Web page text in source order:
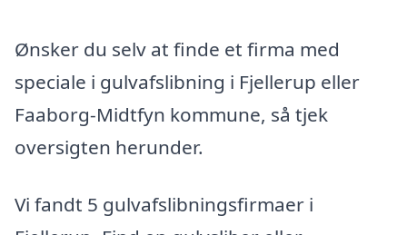
Ønsker du selv at finde et firma med
speciale i gulvafslibning i Fjellerup eller
Faaborg-Midtfyn kommune, så tjek
oversigten herunder.
Vi fandt 5 gulvafslibningsfirmaer i